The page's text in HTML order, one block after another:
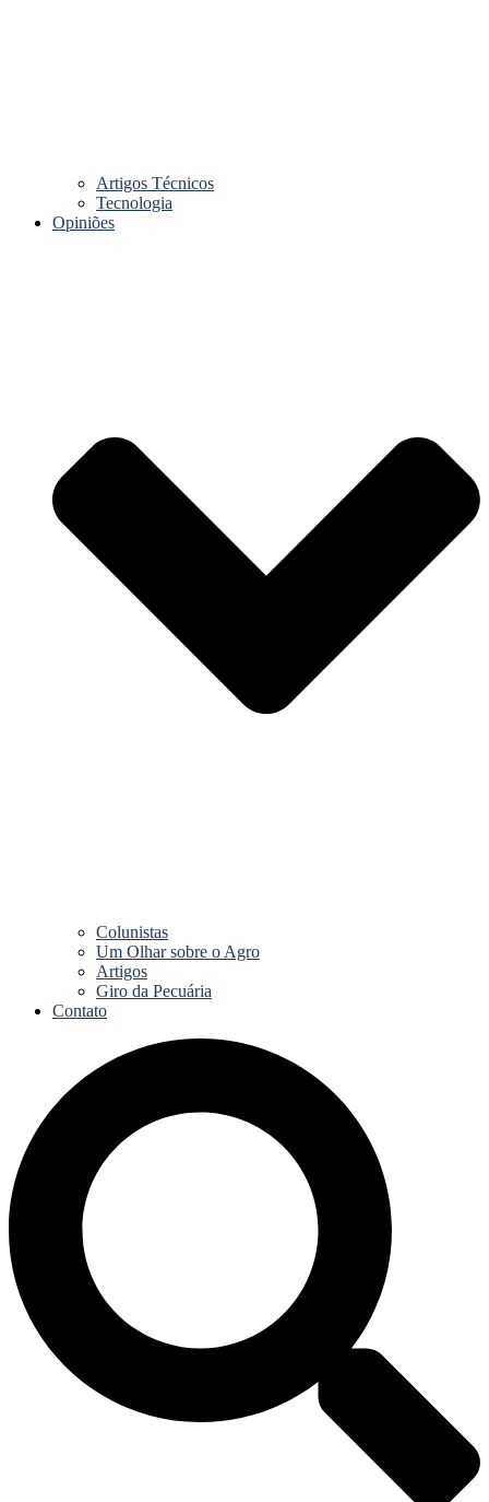
Artigos Técnicos
Tecnologia
Opiniões
Colunistas
Um Olhar sobre o Agro
Artigos
Giro da Pecuária
Contato